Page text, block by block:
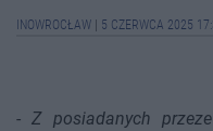
INOWROCŁAW 5 CZERWCA 2025
-Z posiadanych